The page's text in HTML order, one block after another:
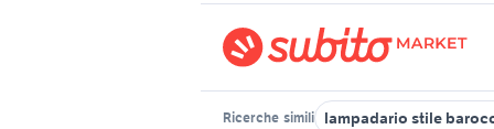
Ricerche simili lampadario stile